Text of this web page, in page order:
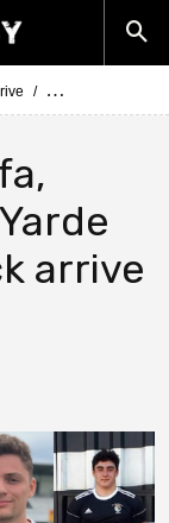
Actus Transferts
arrive